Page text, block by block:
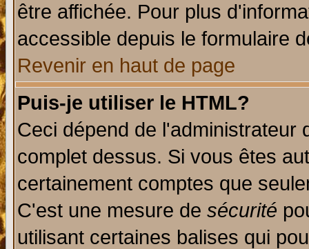
être affichée. Pour plus
accessible depuis le formulaire
Revenir en haut de page
Puis-je utiliser le HTML?
Ceci dépend de l'administrateur
complet dessus. Si vous êtes
certainement comptes que
C'est une mesure de sécurité
utilisant certaines balises qui